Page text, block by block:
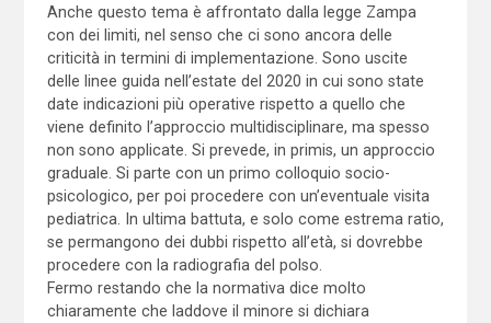
Anche questo tema è affrontato dalla legge Zampa
con dei limiti, nel senso che ci sono ancora delle
criticità in termini di implementazione. Sono uscite
delle linee guida nell’estate del 2020 in cui sono state
date indicazioni più operative rispetto a quello che
viene definito l’approccio multidisciplinare, ma spesso
non sono applicate. Si prevede, in primis, un approccio
graduale. Si parte con un primo colloquio socio-
psicologico, per poi procedere con un’eventuale visita
pediatrica. In ultima battuta, e solo come estrema ratio,
se permangono dei dubbi rispetto all’età, si dovrebbe
procedere con la radiografia del polso.
Fermo restando che la normativa dice molto
chiaramente che laddove il minore si dichiara